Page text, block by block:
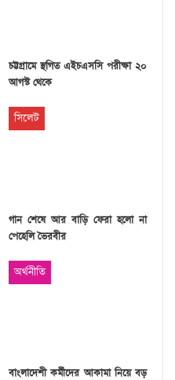
চট্টগ্রামে স্থগিত এইচএসসি পরীক্ষা ২০
আগস্ট থেকে
সিলেট
গান শেষে আর বাড়ি ফেরা হলো না
পেহেলি ভৈরবীর
অর্থনীতি
বাংলাদেশী কর্মীদের আকামা নিয়ে বড়